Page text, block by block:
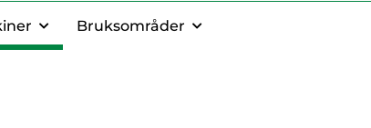
Bruksområder